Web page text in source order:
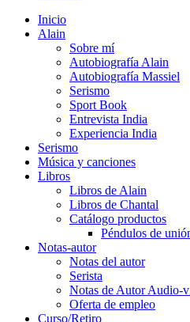
Inicio
Alain
Sobre mí
Autobiografía Alain
Autobiografía Massiel
Serismo
Sport Book
Entrevista India
Experiencia India
Serismo
Música y canciones
Libros
Libros de Alain
Libros de Chantal
Catálogo productos
Péndulos de
Notas-autor
Notas del autor
Serista
Notas de Autor Audio-
Oferta de empleo
Curso/Retiro